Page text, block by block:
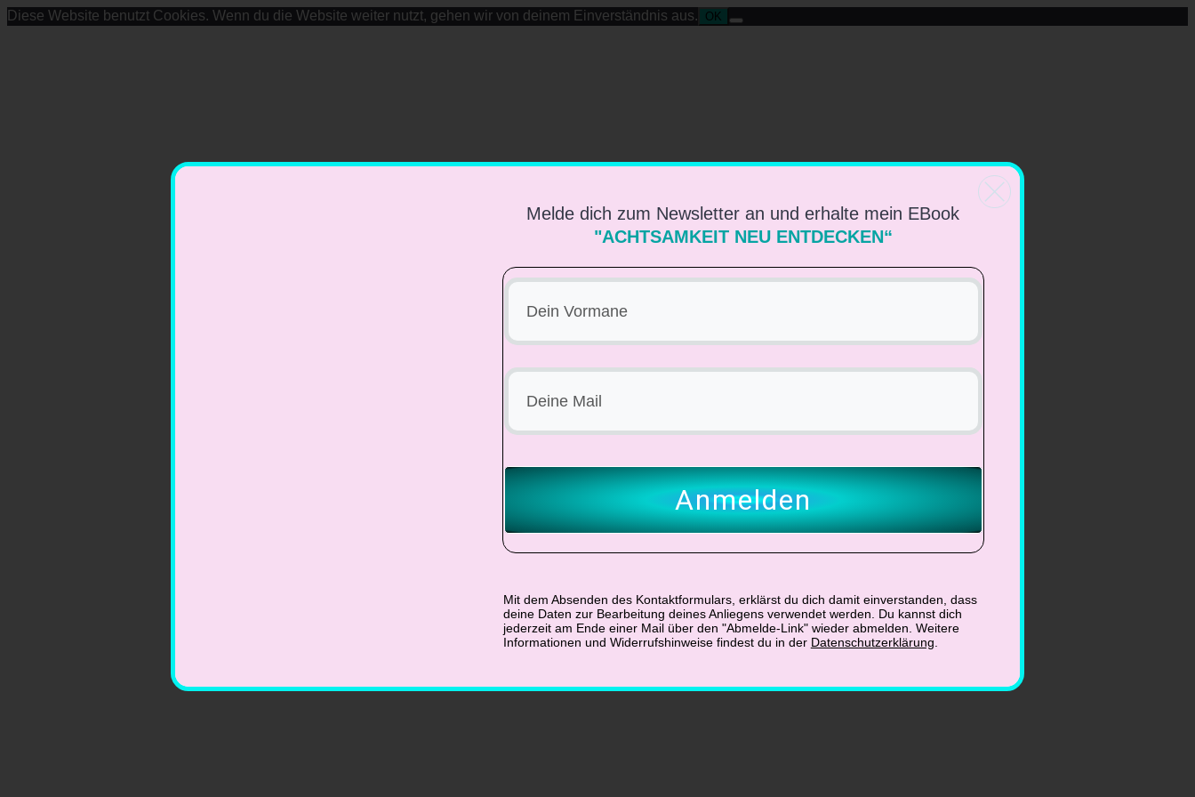
Melde dich zum Newsletter an und erhalte mein EBook
"ACHTSAMKEIT NEU ENTDECKEN“
Anmelden
Mit dem Absenden des Kontaktformulars, erklärst du dich damit einverstanden, dass
deine Daten zur Bearbeitung deines Anliegens verwendet werden. Du kannst dich
jederzeit am Ende einer Mail über den "Abmelde-Link" wieder abmelden. Weitere
Informationen und Widerrufshinweise findest du in der Datenschutzerklärung
Diese Website benutzt Cookies. Wenn du die Website weiter nutzt, gehen wir von deinem Einverständnis aus. OK